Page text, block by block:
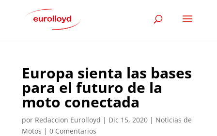
Europa sienta las bases
para el futuro de la
moto conectada
por Redaccion Eurolloyd | Dic 15, 2020| Noticias de
Motos | 0 Comentarios